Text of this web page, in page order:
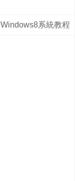
系統教程